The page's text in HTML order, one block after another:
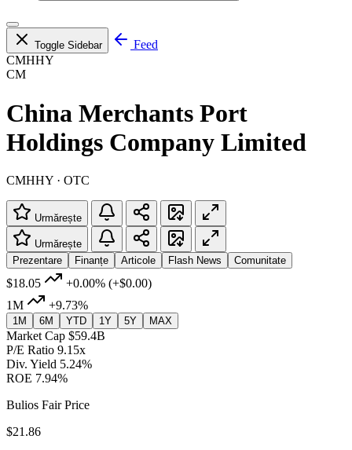
Toggle Sidebar
Feed
CMHHY
CM
China Merchants Port
Holdings Company Limited
CMHHY · OTC
Urmărește
Urmărește
Prezentare
Finanțe Articole Flash News Comunitate
$18.05 +0.00% (+$0.00)
1M
+9.73%
1M 6M YTD 1Y 5Y MAX
Market Cap $59.4B
P/E Ratio 9.15x
Div. Yield 5.24%
ROE 7.94%
Bulios Fair Price
$21.86